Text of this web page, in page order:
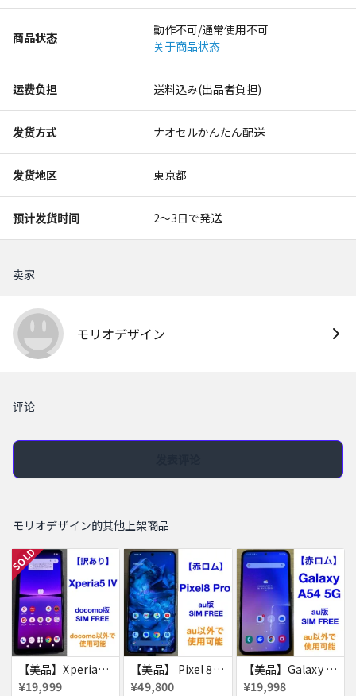
商品状态
動作不可/通常使用不可
关于商品状态
运费负担 送料込み(出品者負担)
发货方式 ナオセルかんたん配送
发货地区 東京都
预计发货时间 2〜3日で発送
卖家
モリオデザイン
评论
モリオデザイン的其他上架商品
SOLD
【美品】Xperia5 iv 128GB 赤ロム
¥19,999
【美品】 Pixel 8 Pro 256GB 赤ロム
¥49,800
【美品】Galaxy A54 5G 128GB 赤ロム
¥19,998